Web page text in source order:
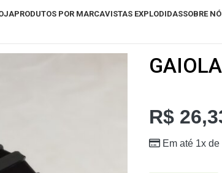
PRODUTOS POR MARCAVISTAS EXPLODIDASSOBRE
R$
Em até 1x de